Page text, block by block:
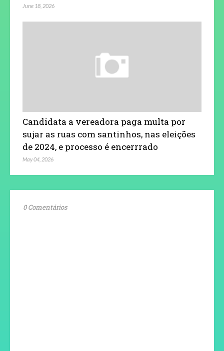
June 18, 2026
Candidata a vereadora paga multa por
sujar as ruas com santinhos, nas eleições
de 2024, e processo é encerrrado
May 04, 2026
0 Comentários